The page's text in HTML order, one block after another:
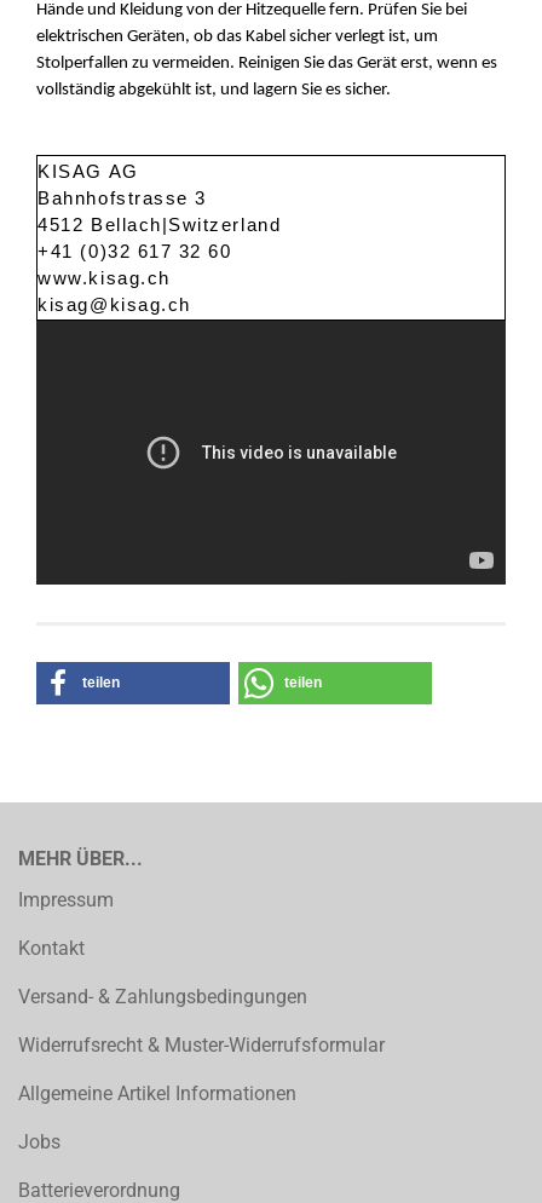
Hände und Kleidung von der Hitzequelle fern. Prüfen Sie bei
elektrischen Geräten, ob das Kabel sicher verlegt ist, um
Stolperfallen zu vermeiden. Reinigen Sie das Gerät erst, wenn es
vollständig abgekühlt ist, und lagern Sie es sicher.
KISAG AG
Bahnhofstrasse 3
4512 Bellach|Switzerland
+41 (0)32 617 32 60
www.kisag.ch
kisag@kisag.ch
teilen teilen
MEHR ÜBER...
Impressum
Kontakt
Versand- & Zahlungsbedingungen
Widerrufsrecht & Muster-Widerrufsformular
Allgemeine Artikel Informationen
Jobs
Batterieverordnung